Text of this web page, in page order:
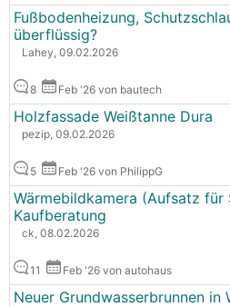
Fußbodenheizung,
überflüssig?
Lahey, 09.02.2026
8 Feb '26 von bautech
Holzfassade Weißtanne Dura
pezip, 09.02.2026
5 Feb '26 von PhilippG
Wärmebildkamera (Aufsatz für
Kaufberatung
ck, 08.02.2026
11 Feb '26 von autohaus
Neuer Grundwasserbrunnen in